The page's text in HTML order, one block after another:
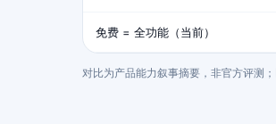
免费 = 全功能（当前）
对比为产品能力叙事摘要，非官方评测